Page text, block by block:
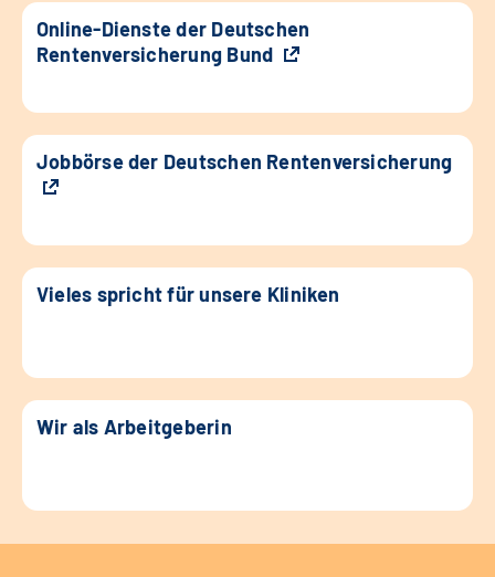
Online-Dienste der Deutschen
Rentenversicherung Bund
Jobbörse der Deutschen Rentenversicherung
Vieles spricht für unsere Kliniken
Wir als Arbeitgeberin